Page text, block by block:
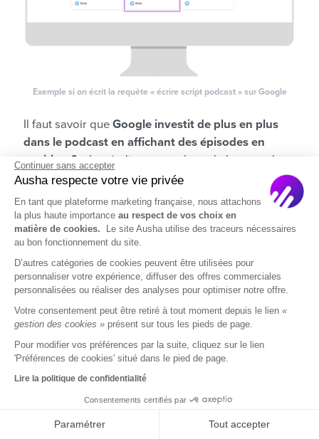
Exemple si on écrit la requête « écrire script podcast » sur Google
Il faut savoir que Google investit de plus en plus
dans le podcast en affichant des épisodes en
position 0 , c’est-à-dire tout en haut de la page de
résultats de recherche. C’est ce qu’on appelle un
snippet.
Pour qu’il puisse vous mettre
en avant, il faut que Google
vous connaisse et vous
reconnaisse. Et ça, ça passe
forcément par le
référencement naturel.
Continuer sans accepter
Ausha respecte votre vie privée
En tant que plateforme marketing française, nous attachons
la plus haute importance au respect de vos choix en
matière de cookies.
Le site Ausha utilise des traceurs nécessaires
au bon fonctionnement du site.
D’autres catégories de cookies peuvent être utilisées pour
personnaliser votre expérience, diffuser des offres commerciales
personnalisées ou réaliser des analyses pour optimiser notre offre.
Votre consentement peut être retiré à tout moment depuis le lien «
gestion des cookies » présent sur tous les pieds de page.
Pour modifier vos préférences par la suite, cliquez sur le lien
'Préférences de cookies' situé dans le pied de page.
Lire la politique de confidentialité
Consentements certifiés par
Paramétrer Tout accepter